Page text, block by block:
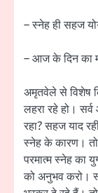
– स्नेह ही सहज
– आज के दिन का
अमृतवेले से विशेष
लहरा रहे हो।
रहा? सहज याद
स्नेह के कारण।
परमात्म स्नेह का
को अनुभव करो।